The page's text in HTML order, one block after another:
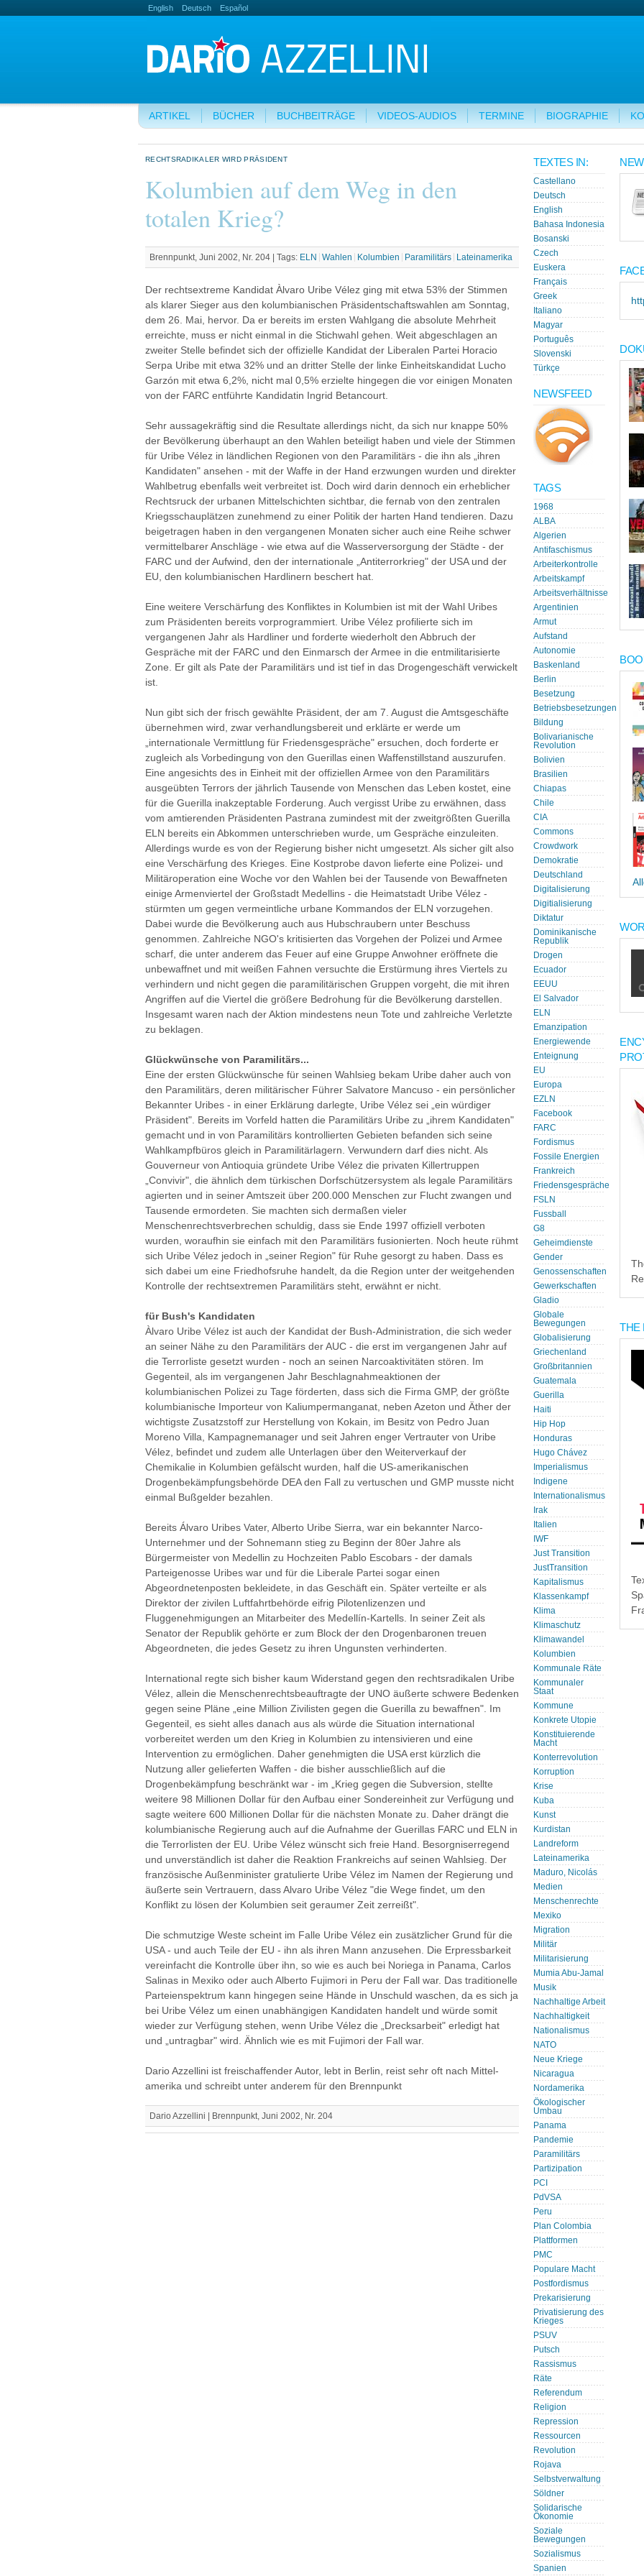
English Deutsch Español
ARTIKEL BÜCHER BUCHBEITRÄGE VIDEOS-AUDIOS TERMINE BIOGRAPHIE
RECHTSRADIKALER WIRD PRÄSIDENT
Kolumbien auf dem Weg in den
totalen Krieg?
Brennpunkt, Juni 2002, Nr. 204 | Tags: ELN Wahlen Kolumbien Paramilitärs Lateinamerika
Der rechtsextreme Kandidat Àlvaro Uribe Vélez ging mit etwa 53% der Stimmen
als klarer Sieger aus den kolumbianischen Präsidentschaftswahlen am Sonntag,
dem 26. Mai, hervor. Da er bereits im ersten Wahlgang die absolute Mehrheit
erreichte, muss er nicht einmal in die Stichwahl gehen. Weit abgeschlagen an
zweiter Stelle befindet sich der offizielle Kandidat der Liberalen Partei Horacio
Serpa Uribe mit etwa 32% und an dritter Stelle der linke Einheitskandidat Lucho
Garzón mit etwa 6,2%, nicht mal 0,5% erzielte hingegen die vor einigen Monaten
von der FARC entführte Kandidatin Ingrid Betancourt.
Sehr aussagekräftig sind die Resultate allerdings nicht, da sich nur knappe 50%
der Bevölkerung überhaupt an den Wahlen beteiligt haben und viele der Stimmen
für Uribe Vélez in ländlichen Regionen von den Paramilitärs - die ihn als „ihren
Kandidaten" ansehen - mit der Waffe in der Hand erzwungen wurden und direkter
Wahlbetrug ebenfalls weit verbreitet ist. Doch wird darin dennoch ein erheblicher
Rechtsruck der urbanen Mittelschichten sichtbar, die fernab von den zentralen
Kriegsschauplätzen zunehmend zu einer Politik der harten Hand tendieren. Dazu
beigetragen haben in den vergangenen Monaten sicher auch eine Reihe schwer
vermittelbarer Anschläge - wie etwa auf die Wasserversorgung der Städte - der
FARC und der Aufwind, den der internationale „Antiterrorkrieg" der USA und der
EU, den kolumbianischen Hardlinern beschert hat.
Eine weitere Verschärfung des Konfliktes in Kolumbien ist mit der Wahl Uribes
zum Präsidenten bereits vorprogrammiert. Uribe Vélez profilierte sich im
vergangenen Jahr als Hardliner und forderte wiederholt den Abbruch der
Gespräche mit der FARC und den Einmarsch der Armee in die entmilitarisierte
Zone. Er gilt als Pate der Paramilitärs und ist tief in das Drogengeschäft verwickelt
ist.
Nun gibt sich der frisch gewählte Präsident, der am 7. August die Amtsgeschäfte
übernehmen wird, zwar verhandlungsbereit und erklärte er werde um
„internationale Vermittlung für Friedensgespräche" ersuchen, doch forderte er
zugleich als Vorbedingung von den Guerillas einen Waffenstillstand auszurufen.
Eine angesichts des in Einheit mit der offiziellen Armee von den Paramilitärs
ausgeübten Terrors der jährlich Tausende von Menschen das Leben kostet, eine
für die Guerilla inakzeptable Forderung. Auch vergisst Uribe zu erwähnen, dass
vom amtierenden Präsidenten Pastrana zumindest mit der zweitgrößten Guerilla
ELN bereits ein Abkommen unterschrieben wurde, um Gespräche einzuleiten.
Allerdings wurde es von der Regierung bisher nicht umgesetzt. Als sicher gilt also
eine Verschärfung des Krieges. Eine Kostprobe davon lieferte eine Polizei- und
Militäroperation eine Woche vor den Wahlen bei der Tausende von Bewaffneten
einige Armenviertel der Großstadt Medellins - die Heimatstadt Uribe Vélez -
stürmten um gegen vermeintliche urbane Kommandos der ELN vorzugehen.
Dabei wurde die Bevölkerung auch aus Hubschraubern unter Beschuss
genommen. Zahlreiche NGO's kritisierten das Vorgehen der Polizei und Armee
scharf, die unter anderem das Feuer auf eine Gruppe Anwohner eröffnete die
unbewaffnet und mit weißen Fahnen versuchte die Erstürmung ihres Viertels zu
verhindern und nicht gegen die paramilitärischen Gruppen vorgeht, die mit ihren
Angriffen auf die Viertel die größere Bedrohung für die Bevölkerung darstellen.
Insgesamt waren nach der Aktion mindestens neun Tote und zahlreiche Verletzte
zu beklagen.
Glückwünsche von Paramilitärs...
Eine der ersten Glückwünsche für seinen Wahlsieg bekam Uribe daher auch von
den Paramilitärs, deren militärischer Führer Salvatore Mancuso - ein persönlicher
Bekannter Uribes - in einer Erklärung darlegte, Uribe Vélez sei „ein würdiger
Präsident". Bereits im Vorfeld hatten die Paramilitärs Uribe zu „ihrem Kandidaten"
gemacht und in von Paramilitärs kontrollierten Gebieten befanden sich seine
Wahlkampfbüros gleich in Paramilitärlagern. Verwundern darf dies nicht. Als
Gouverneur von Antioquia gründete Uribe Vélez die privaten Killertruppen
„Convivir", die ähnlich dem türkischen Dorfschützersystem als legale Paramilitärs
agierten und in seiner Amtszeit über 200.000 Menschen zur Flucht zwangen und
Tausende ermordeten. Sie machten sich dermaßen vieler
Menschenrechtsverbrechen schuldig, dass sie Ende 1997 offiziell verboten
wurden, woraufhin sie einfach mit den Paramilitärs fusionierten. Noch heute rühmt
sich Uribe Vélez jedoch in „seiner Region" für Ruhe gesorgt zu haben. Dass es
sich dabei um eine Friedhofsruhe handelt, da die Region unter der weitgehenden
Kontrolle der rechtsextremen Paramilitärs steht, erwähnt er nicht.
für Bush's Kandidaten
Àlvaro Uribe Vélez ist auch der Kandidat der Bush-Administration, die sich weder
an seiner Nähe zu den Paramilitärs der AUC - die erst im vergangenen Jahr auf
die Terrorliste gesetzt wurden - noch an seinen Narcoaktivitäten stören. Im
Gegenteil, als im vergangenen Jahr Beschlagnahmeaktionen der
kolumbianischen Polizei zu Tage förderten, dass sich die Firma GMP, der größte
kolumbianische Importeur von Kaliumpermanganat, neben Azeton und Äther der
wichtigste Zusatzstoff zur Herstellung von Kokain, im Besitz von Pedro Juan
Moreno Villa, Kampagnemanager und seit Jahren enger Vertrauter von Uribe
Vélez, befindet und zudem alle Unterlagen über den Weiterverkauf der
Chemikalie in Kolumbien gefälscht wurden, half die US-amerikanischen
Drogenbekämpfungsbehörde DEA den Fall zu vertuschen und GMP musste nicht
einmal Bußgelder bezahlen.
Bereits Álvaro Uribes Vater, Alberto Uribe Sierra, war ein bekannter Narco-
Unternehmer und der Sohnemann stieg zu Beginn der 80er Jahre als
Bürgermeister von Medellin zu Hochzeiten Pablo Escobars - der damals
Parteigenosse Uribes war und für die Liberale Partei sogar einen
Abgeordnetenposten bekleidete, in das Geschäft ein. Später verteilte er als
Direktor der zivilen Luftfahrtbehörde eifrig Pilotenlizenzen und
Fluggenehmigungen an Mitarbeiter des Medellín-Kartells. In seiner Zeit als
Senator der Republik gehörte er zum Block der den Drogenbaronen treuen
Abgeordneten, die jedes Gesetz zu ihren Ungunsten verhinderten.
International regte sich bisher kaum Widerstand gegen den rechtsradikalen Uribe
Vélez, allein die Menschenrechtsbeauftragte der UNO äußerte schwere Bedenken
gegen seine Pläne „eine Million Zivilisten gegen die Guerilla zu bewaffnen". Im
Gegenteil, es sieht alles danach aus als würde die Situation international
vorbereitet werden um den Krieg in Kolumbien zu intensivieren und eine
Intervention zu ermöglichen. Daher genehmigten die USA erst kürzlich die
Nutzung aller gelieferten Waffen - die bisher ausschließlich auf die
Drogenbekämpfung beschränkt war - im „Krieg gegen die Subversion, stellte
weitere 98 Millionen Dollar für den Aufbau einer Sondereinheit zur Verfügung und
sagte weitere 600 Millionen Dollar für die nächsten Monate zu. Daher drängt die
kolumbianische Regierung auch auf die Aufnahme der Guerillas FARC und ELN in
die Terrorlisten der EU. Uribe Vélez wünscht sich freie Hand. Besorgniserregend
und unverständlich ist daher die Reaktion Frankreichs auf seinen Wahlsieg. Der
französische Außenminister gratulierte Uribe Vélez im Namen der Regierung und
äußerte sein Vertrauern, dass Alvaro Uribe Vélez "die Wege findet, um den
Konflikt zu lösen der Kolumbien seit geraumer Zeit zerreißt".
Die schmutzige Weste scheint im Falle Uribe Vélez ein zusätzlicher Grund für die
USA - und auch Teile der EU - ihn als ihren Mann anzusehen. Die Erpressbarkeit
vereinfacht die Kontrolle über ihn, so wie es auch bei Noriega in Panama, Carlos
Salinas in Mexiko oder auch Alberto Fujimori in Peru der Fall war. Das traditionelle
Parteienspektrum kann hingegen seine Hände in Unschuld waschen, da es sich ja
bei Uribe Vélez um einen unabhängigen Kandidaten handelt und würde somit
wieder zur Verfügung stehen, wenn Uribe Vélez die „Drecksarbeit" erledigt hat
und „untragbar" wird. Ähnlich wie es mit Fujimori der Fall war.
Dario Azzellini ist freischaffender Autor, lebt in Berlin, reist sehr oft nach Mittel-
amerika und schreibt unter anderem für den Brennpunkt
Dario Azzellini | Brennpunkt, Juni 2002, Nr. 204
TEXTES IN:
Castellano
Deutsch
English
Bahasa Indonesia
Bosanski
Czech
Euskera
Français
Greek
Italiano
Magyar
Português
Slovenski
Türkçe
NEWSFEED
TAGS
1968
ALBA
Algerien
Antifaschismus
Arbeiterkontrolle
Arbeitskampf
Arbeitsverhältnisse
Argentinien
Armut
Aufstand
Autonomie
Baskenland
Berlin
Besetzung
Betriebsbesetzungen
Bildung
Bolivarianische
Revolution
Bolivien
Brasilien
Chiapas
Chile
CIA
Commons
Crowdwork
Demokratie
Deutschland
Digitalisierung
Digitialisierung
Diktatur
Dominikanische
Republik
Drogen
Ecuador
EEUU
El Salvador
ELN
Emanzipation
Energiewende
Enteignung
EU
Europa
EZLN
Facebook
FARC
Fordismus
Fossile Energien
Frankreich
Friedensgespräche
FSLN
Fussball
G8
Geheimdienste
Gender
Genossenschaften
Gewerkschaften
Gladio
Globale
Bewegungen
Globalisierung
Griechenland
Großbritannien
Guatemala
Guerilla
Haiti
Hip Hop
Honduras
Hugo Chávez
Imperialismus
Indigene
Internationalismus
Irak
Italien
IWF
Just Transition
JustTransition
Kapitalismus
Klassenkampf
Klima
Klimaschutz
Klimawandel
Kolumbien
Kommunale Räte
Kommunaler
Staat
Kommune
Konkrete Utopie
Konstituierende
Macht
Konterrevolution
Korruption
Krise
Kuba
Kunst
Kurdistan
Landreform
Lateinamerika
Maduro, Nicolás
Medien
Menschenrechte
Mexiko
Migration
Militär
Militarisierung
Mumia Abu-Jamal
Musik
Nachhaltige Arbeit
Nachhaltigkeit
Nationalismus
NATO
Neue Kriege
Nicaragua
Nordamerika
Ökologischer
Umbau
Panama
Pandemie
Paramilitärs
Partizipation
PCI
PdVSA
Peru
Plan Colombia
Plattformen
PMC
Populare Macht
Postfordismus
Prekarisierung
Privatisierung des
Krieges
PSUV
Putsch
Rassismus
Räte
Referendum
Religion
Repression
Ressourcen
Revolution
Rojava
Selbstverwaltung
Söldner
Solidarische
Ökonomie
Soziale
Bewegungen
Sozialismus
Spanien
THE